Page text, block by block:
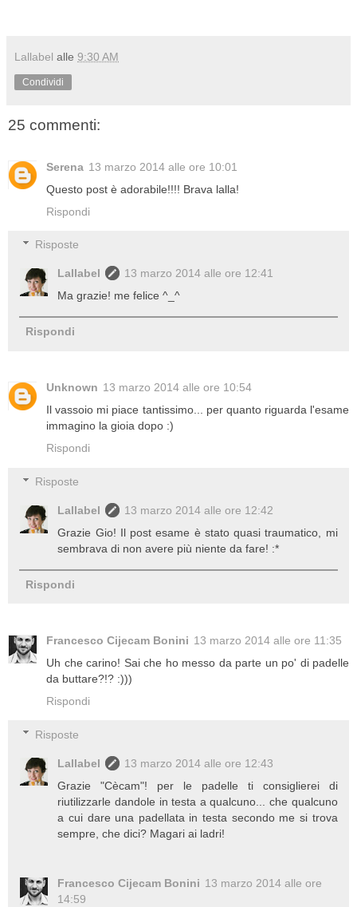
Lallabel alle 9:30 AM
Condividi
25 commenti:
Serena 13 marzo 2014 alle ore 10:01
Questo post è adorabile!!!! Brava lalla!
Rispondi
Risposte
Lallabel
13 marzo 2014 alle ore 12:41
Ma grazie! me felice ^_^
Rispondi
Unknown 13 marzo 2014 alle ore 10:54
Il vassoio mi piace tantissimo... per quanto riguarda l'esame
immagino la gioia dopo :)
Rispondi
Risposte
Lallabel
13 marzo 2014 alle ore 12:42
Grazie Gio! Il post esame è stato quasi traumatico, mi
sembrava di non avere più niente da fare! :*
Rispondi
Francesco Cijecam Bonini 13 marzo 2014 alle ore 11:35
Uh che carino! Sai che ho messo da parte un po' di padelle
da buttare?!? :)))
Rispondi
Risposte
Lallabel
13 marzo 2014 alle ore 12:43
Grazie "Cècam"! per le padelle ti consiglierei di
riutilizzarle dandole in testa a qualcuno... che qualcuno
a cui dare una padellata in testa secondo me si trova
sempre, che dici? Magari ai ladri!
Francesco Cijecam Bonini 13 marzo 2014 alle ore
14:59